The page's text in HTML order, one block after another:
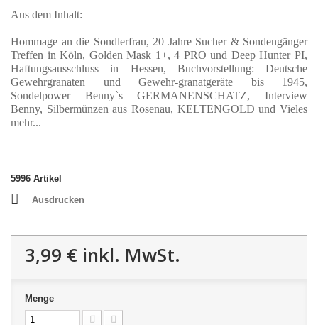
Aus dem Inhalt:
Hommage an die Sondlerfrau, 20 Jahre Sucher & Sondengänger
Treffen in Köln, Golden Mask 1+, 4 PRO und Deep Hunter PI,
Haftungsausschluss in Hessen, Buchvorstellung: Deutsche
Gewehrgranaten und Gewehr-granatgeräte bis 1945,
Sondelpower Benny`s GERMANENSCHATZ, Interview
Benny, Silbermünzen aus Rosenau, KELTENGOLDund Vieles
mehr...
5996 Artikel
Ausdrucken
3,99 € inkl. MwSt.
Menge